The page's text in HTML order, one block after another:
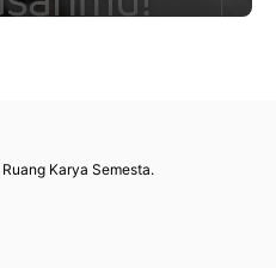
Karya Semesta.